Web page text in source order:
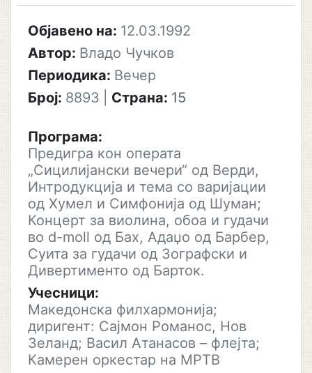
Објавено на: 12.03.1992
Автор: Владо Чучков
Периодика: Вечер
Број: 8893 Страна: 15
Програма:
Предигра кон операта
„Сицилијански вечери“ од Верди,
Интродукција и тема со варијации
од Хумел и Симфонија од Шуман;
Концерт за виолина, обоа и гудачи
во d-moll од Бах, Адаџо од Барбер,
Суита за гудачи од Зографски и
Дивертименто од Барток.
Учесници:
Македонска филхармонија;
диригент: Сајмон Романос, Нов
Зеланд; Васил Атанасов – флејта;
Камерен оркестар на МРТВ